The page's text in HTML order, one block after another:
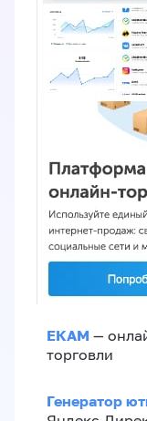
ЕКАМ —
торговли
Генератор